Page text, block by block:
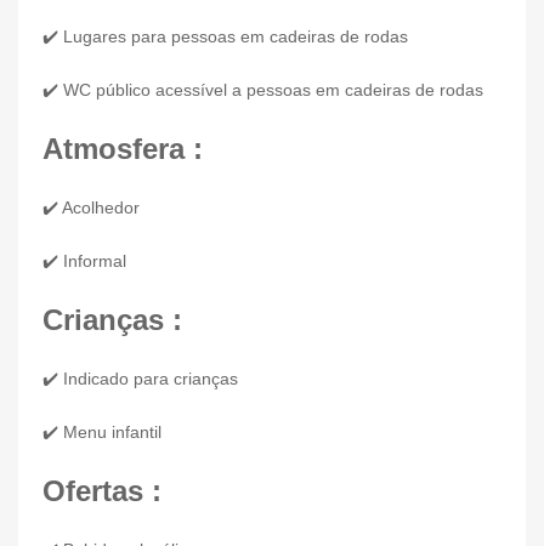
✔️ Lugares para pessoas em cadeiras de rodas
✔️ WC público acessível a pessoas em cadeiras de rodas
Atmosfera :
✔️ Acolhedor
✔️ Informal
Crianças :
✔️ Indicado para crianças
✔️ Menu infantil
Ofertas :